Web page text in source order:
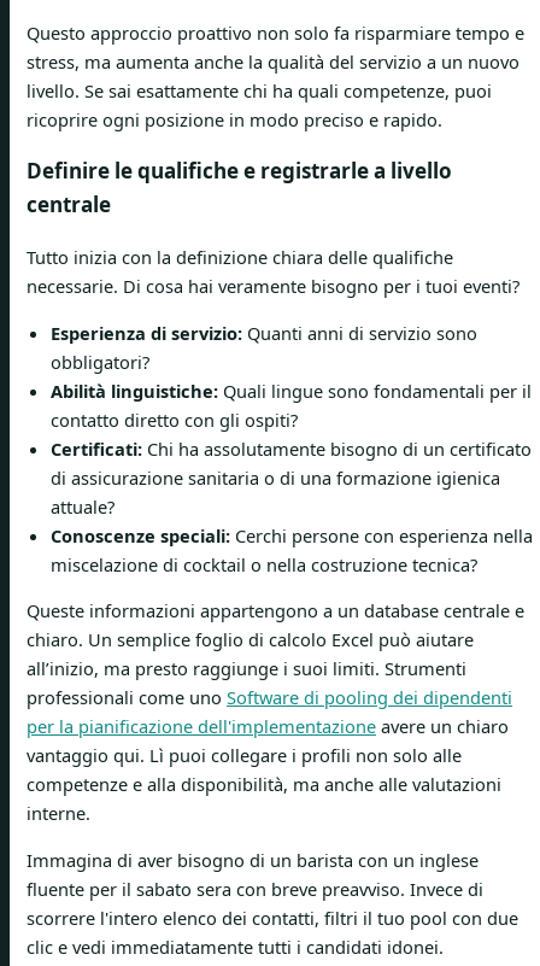
Questo approccio proattivo non solo fa risparmiare tempo e
stress, ma aumenta anche la qualità del servizio a un nuovo
livello. Se sai esattamente chi ha quali competenze, puoi
ricoprire ogni posizione in modo preciso e rapido.
Definire le qualifiche e registrarle a livello
centrale
Tutto inizia con la definizione chiara delle qualifiche
necessarie. Di cosa hai veramente bisogno per i tuoi eventi?
Esperienza di servizio: Quanti anni di servizio sono
obbligatori?
Abilità linguistiche: Quali lingue sono fondamentali per il
contatto diretto con gli ospiti?
Certificati: Chi ha assolutamente bisogno di un certificato
di assicurazione sanitaria o di una formazione igienica
attuale?
Conoscenze speciali: Cerchi persone con esperienza nella
miscelazione di cocktail o nella costruzione tecnica?
Queste informazioni appartengono a un database centrale e
chiaro. Un semplice foglio di calcolo Excel può aiutare
all’inizio, ma presto raggiunge i suoi limiti. Strumenti
professionali come uno Software di pooling dei dipendenti
per la pianificazione dell'implementazione avere un chiaro
vantaggio qui. Lì puoi collegare i profili non solo alle
competenze e alla disponibilità, ma anche alle valutazioni
interne.
Immagina di aver bisogno di un barista con un inglese
fluente per il sabato sera con breve preavviso. Invece di
scorrere l'intero elenco dei contatti, filtri il tuo pool con due
clic e vedi immediatamente tutti i candidati idonei.